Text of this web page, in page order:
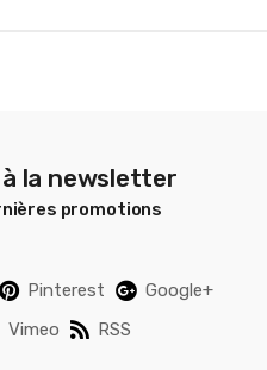
la newsletter
promotions
Pinterest
Google+
Vimeo RSS